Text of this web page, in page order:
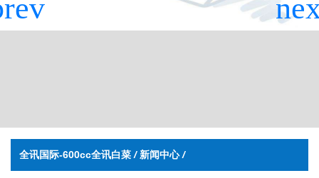
全讯国际-600cc全讯白菜 / 新闻中心 /